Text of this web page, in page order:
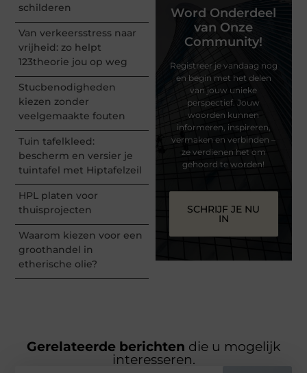
schilderen
Van verkeersstress naar
vrijheid: zo helpt
123theorie jou op weg
Stucbenodigheden
kiezen zonder
veelgemaakte fouten
Tuin tafelkleed:
bescherm en versier je
tuintafel met Hiptafelzeil
HPL platen voor
thuisprojecten
Waarom kiezen voor een
groothandel in
etherische olie?
Word Onderdeel
van Onze
Community!
Registreer je vandaag nog
en begin met het delen
van jouw unieke
perspectief. Jouw
woorden kunnen
informeren, inspireren,
vermaken en verbinden –
ze verdienen het om
gehoord te worden!
SCHRIJF JE NU
IN
Gerelateerde berichten die u mogelijk
interesseren.